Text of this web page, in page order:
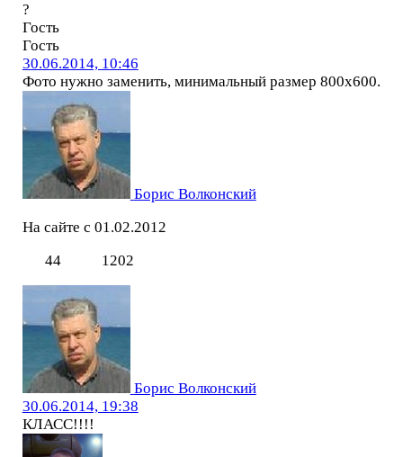
?
Гость
Гость
30.06.2014, 10:46
Фото нужно заменить, минимальный размер 800х600.
Борис Волконский
На сайте с 01.02.2012
44
1202
Борис Волконский
30.06.2014, 19:38
КЛАСС!!!!